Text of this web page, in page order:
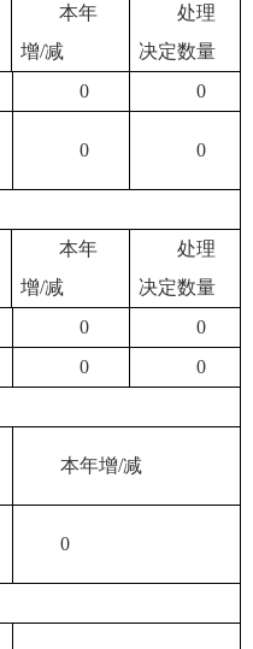
本年
增/减
处理
决定数量
0
0
0 0
本年
增/减
处理
决定数量
0
0
0
0
本年增/减
0